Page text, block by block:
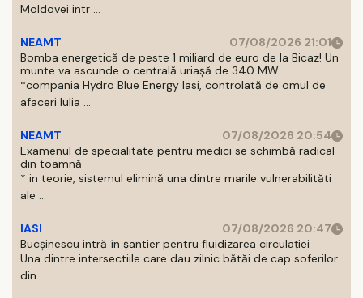
Moldovei intr ...
NEAMT
07/08/2026 21:01
Bomba energetică de peste 1 miliard de euro de la Bicaz! Un
munte va ascunde o centrală uriașă de 340 MW
*compania Hydro Blue Energy Iasi, controlată de omul de
afaceri Iulia ...
NEAMT
07/08/2026 20:54
Examenul de specialitate pentru medici se schimbă radical
din toamnă
* in teorie, sistemul elimină una dintre marile vulnerabilităti
ale ...
IASI
07/08/2026 20:47
Bucșinescu intră în șantier pentru fluidizarea circulației
Una dintre intersectiile care dau zilnic bătăi de cap soferilor
din ...